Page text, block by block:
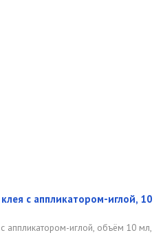
с аппликатором-иглой, 10
аппликатором-иглой, объём 10 мл,